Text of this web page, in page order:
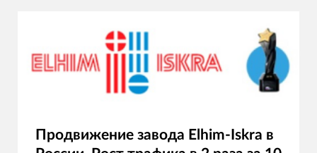
Продвижение завода Elhim-Iskra в